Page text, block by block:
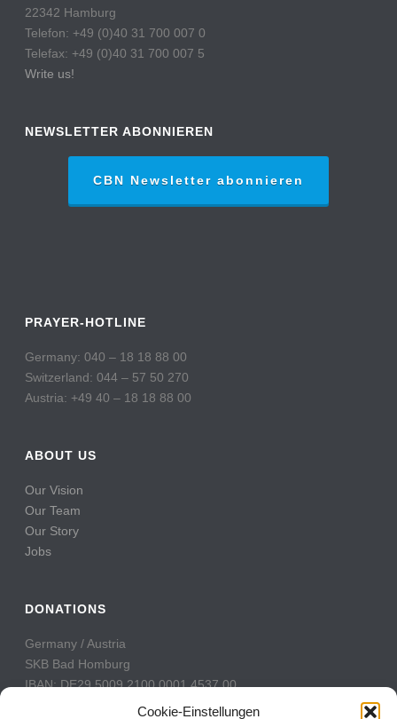
Cookie-Einstellungen
22342 Hamburg
Telefon: +49 (0)40 31 700 007 0
Telefax: +49 (0)40 31 700 007 5
Write us!
NEWSLETTER ABONNIEREN
CBN Newsletter abonnieren
PRAYER-HOTLINE
Germany: 040 – 18 18 88 00
Switzerland: 044 – 57 50 270
Austria: +49 40 – 18 18 88 00
ABOUT US
Our Vision
Our Team
Our Story
Jobs
DONATIONS
Germany / Austria
SKB Bad Homburg
IBAN: DE29 5009 2100 0001 4537 00
BIC: GENODE51BH2